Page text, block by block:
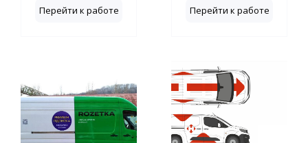
Перейти к работе Перейти к работе